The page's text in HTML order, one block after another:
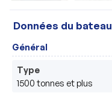
Données du bateau
Général
Type
1500 tonnes et plus